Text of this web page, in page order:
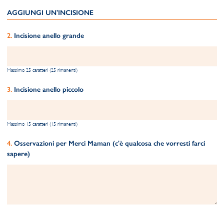
AGGIUNGI UN'INCISIONE
Incisione anello grande
Massimo 25 caratteri (25 rimanenti)
Incisione anello piccolo
Massimo 15 caratteri (15 rimanenti)
Osservazioni per Merci Maman (c'è qualcosa che vorresti farci
sapere)